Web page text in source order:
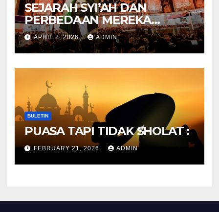
SEJARAH SYI’AH DAN
PERBEDAAN MEREKA
ANTARA DULU DAN
SEKARANG
APRIL 2, 2026 ADMIN
BULETIN
PUASA TAPI TIDAK SHOLAT :
FEBRUARY 21, 2026 ADMIN